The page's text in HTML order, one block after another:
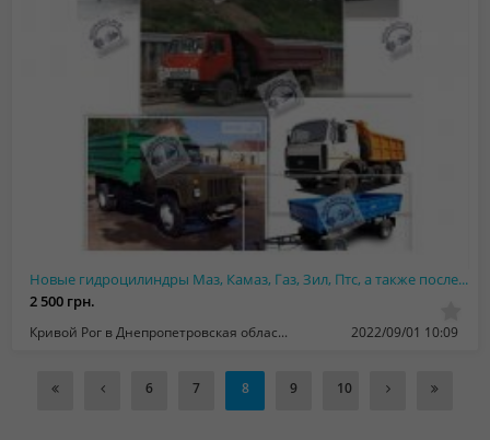
Новые гидроцилиндры Маз, Камаз, Газ, Зил, Птс, а также после ремонта - Гарантия
2 500 грн.
Кривой Рог в Днепропетровская область 2022/09/01 10:09
6 7 8 9 10